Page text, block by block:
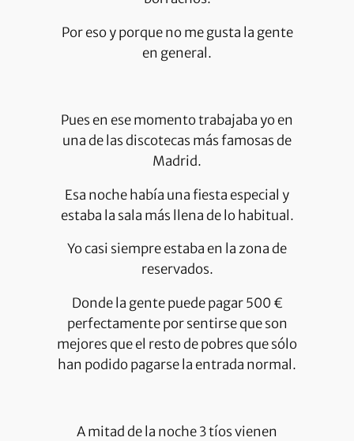
Por eso y porque no me gusta la gente
en general.
Pues en ese momento trabajaba yo en
una de las discotecas más famosas de
Madrid.
Esa noche había una fiesta especial y
estaba la sala más llena de lo habitual.
Yo casi siempre estaba en la zona de
reservados.
Donde la gente puede pagar 500 €
perfectamente por sentirse que son
mejores que el resto de pobres que sólo
han podido pagarse la entrada normal.
A mitad de la noche 3 tíos vienen